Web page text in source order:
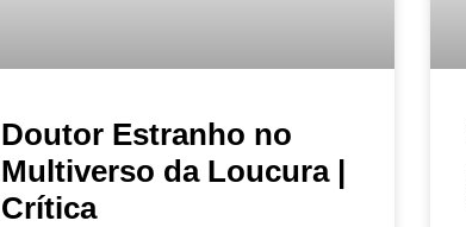
Doutor Estranho no
Multiverso da Loucura |
Crítica